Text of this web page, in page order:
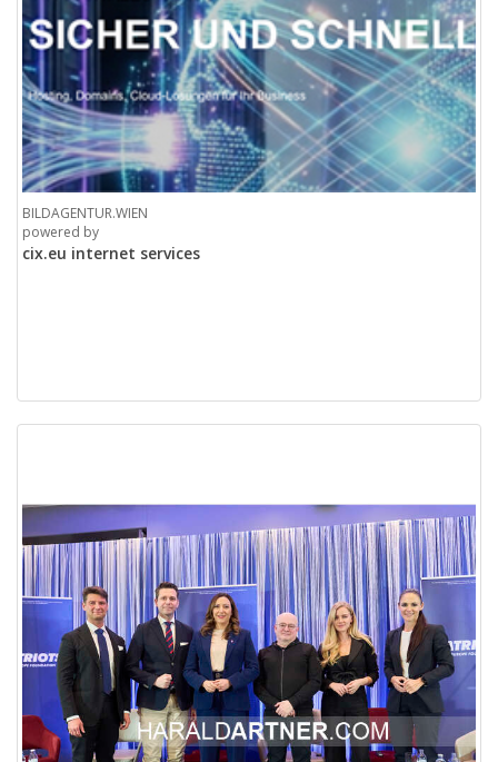
BILDAGENTUR.WIEN
powered by
cix.eu internet services